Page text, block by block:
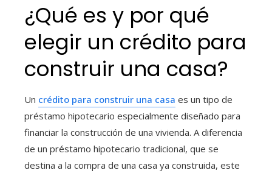
¿Qué es y por qué
elegir un crédito para
construir una casa?
Un crédito para construir una casa es un tipo de
préstamo hipotecario especialmente diseñado para
financiar la construcción de una vivienda. A diferencia
de un préstamo hipotecario tradicional, que se
destina a la compra de una casa ya construida, este